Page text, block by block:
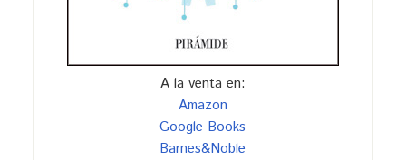
A la venta en:
Amazon
Google Books
Barnes&Noble